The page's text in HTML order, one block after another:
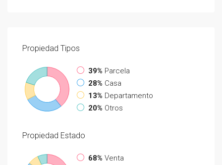
Propiedad Tipos
39% Parcela
28% Casa
13% Departamento
20% Otros
Propiedad Estado
68% Venta